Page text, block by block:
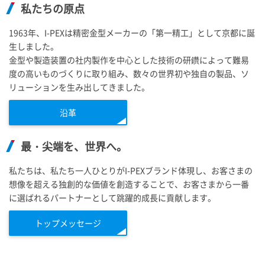
私たちの原点
1963年、 I-PEXは精密金型メーカーの「第一精工」として京都に誕
生しました。
金型や製造装置の社内製作を中心とした技術の研鑽によって難易
度の高いものづくりに取り組み、数々の世界初や独自の製品、ソ
リューションを生み出してきました。
沿革
最・尖端を、世界へ。
私たちは、私たち一人ひとりがI-PEXブランド体現し、お客さまの
想像を超える独創的な価値を創造することで、お客さまから一番
に選ばれるパートナーとして跳躍的成長に貢献します。
トップメッセージ